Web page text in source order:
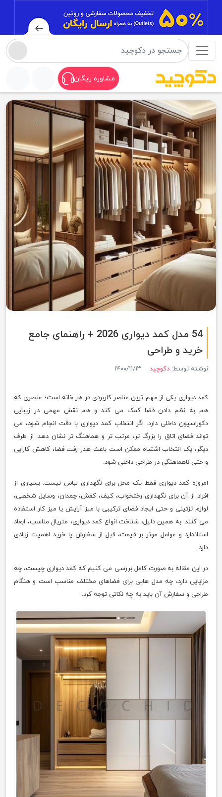
مشاوره رایگان
54 مدل کمد دیواری 2026 + راهنمای جامع
خرید و طراحی
نوشته توسط: دکوچید ۱۴۰۰/۱۱/۱۳
کمد دیواری یکی از مهم ترین عناصر کاربردی در هر خانه است؛ عنصری که
هم به نظم دادن فضا کمک می کند و هم نقش مهمی در زیبایی
دکوراسیون داخلی دارد. اگر انتخاب کمد دیواری با دقت انجام شود، می
تواند فضای اتاق را بزرگ تر، مرتب تر و هماهنگ تر نشان دهد. از طرف
دیگر، یک انتخاب اشتباه ممکن است باعث هدر رفت فضا، کاهش کارایی
و حتی ناهماهنگی در طراحی داخلی شود.
امروزه کمد دیواری فقط یک محل برای نگهداری لباس نیست. بسیاری از
افراد از آن برای نگهداری رختخواب، کیف، کفش، چمدان، وسایل شخصی،
لوازم تزئینی و حتی ایجاد فضای ترکیبی با میز آرایش یا میز کار استفاده
می کنند. به همین دلیل، شناخت انواع کمد دیواری، متریال مناسب، ابعاد
استاندارد و عوامل موثر بر قیمت، قبل از سفارش یا خرید اهمیت زیادی
دارد.
در این مقاله به صورت کامل بررسی می کنیم که کمد دیواری چیست، چه
مزایایی دارد، چه مدل هایی برای فضاهای مختلف مناسب است و هنگام
طراحی و سفارش آن باید به چه نکاتی توجه کرد.